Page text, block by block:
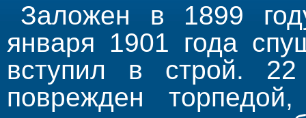
Заложен в 1899
января 1901 года
вступил в строй.
поврежден